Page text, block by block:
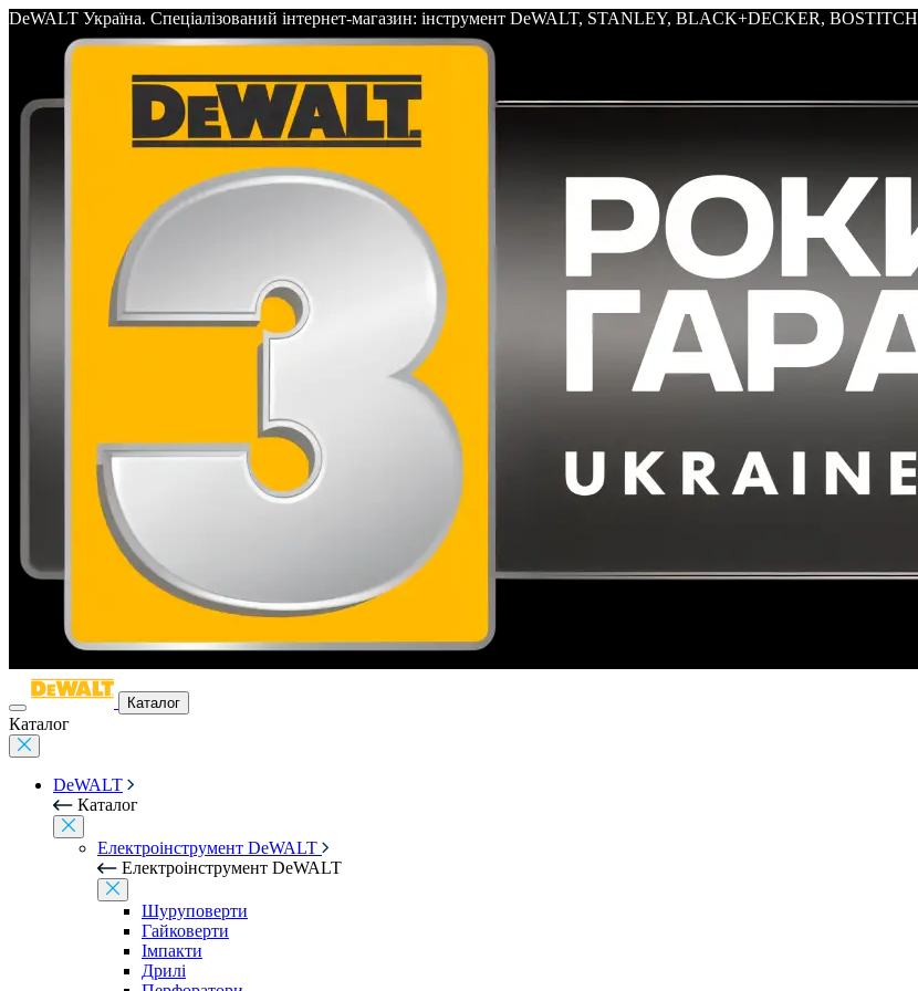
DeWALT Україна. Спеціалізований інтернет-магазин: інструмент DeWALT, STANLEY, BLACK+DECKER, BOSTITCH
Каталог
Каталог
DeWALT
Каталог
Електроінструмент DeWALT
Електроінструмент DeWALT
Шуруповерти
Гайковерти
Імпакти
Дрилі